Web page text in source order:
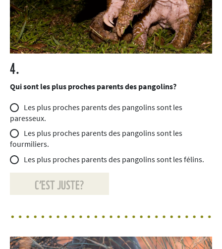
4.
Qui sont les plus proches parents des pangolins?
Les plus proches parents des pangolins sont les
paresseux.
Les plus proches parents des pangolins sont les
fourmiliers.
Les plus proches parents des pangolins sont les félins.
C’EST JUSTE?